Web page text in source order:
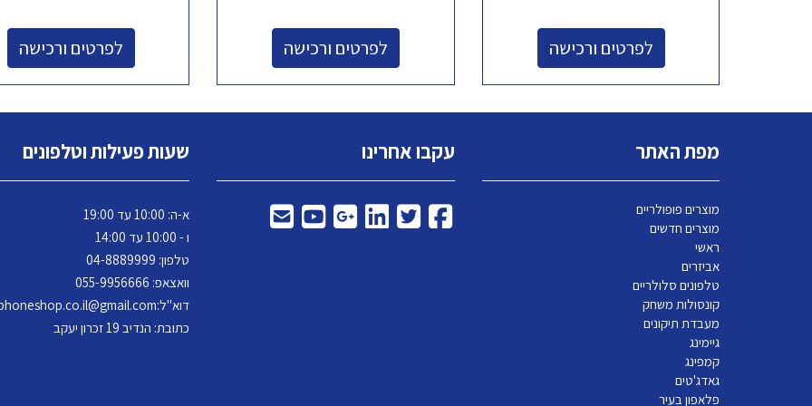
לפרטים ורכישה לפרטים ורכישה לפרטים ורכישה
מפת האתר
מוצרים פופולריים
מוצרים חדשים
ראשי
אביזרים
טלפונים סלולריים
קונסולות משחק
מעבדת תיקונים
גיימינג
קמפינג
גאדג'טים
פלאפון בעיר
עקבו אחרינו שעות פעילות וטלפונים
א-ה: 10:00 עד 19:00
ו - 10:00 עד 14:00
טלפון: 04- 8889999
וואצאפ: 055-9956666
דוא"ל:
כתובת: הנדיב 19 זכרון יעקב